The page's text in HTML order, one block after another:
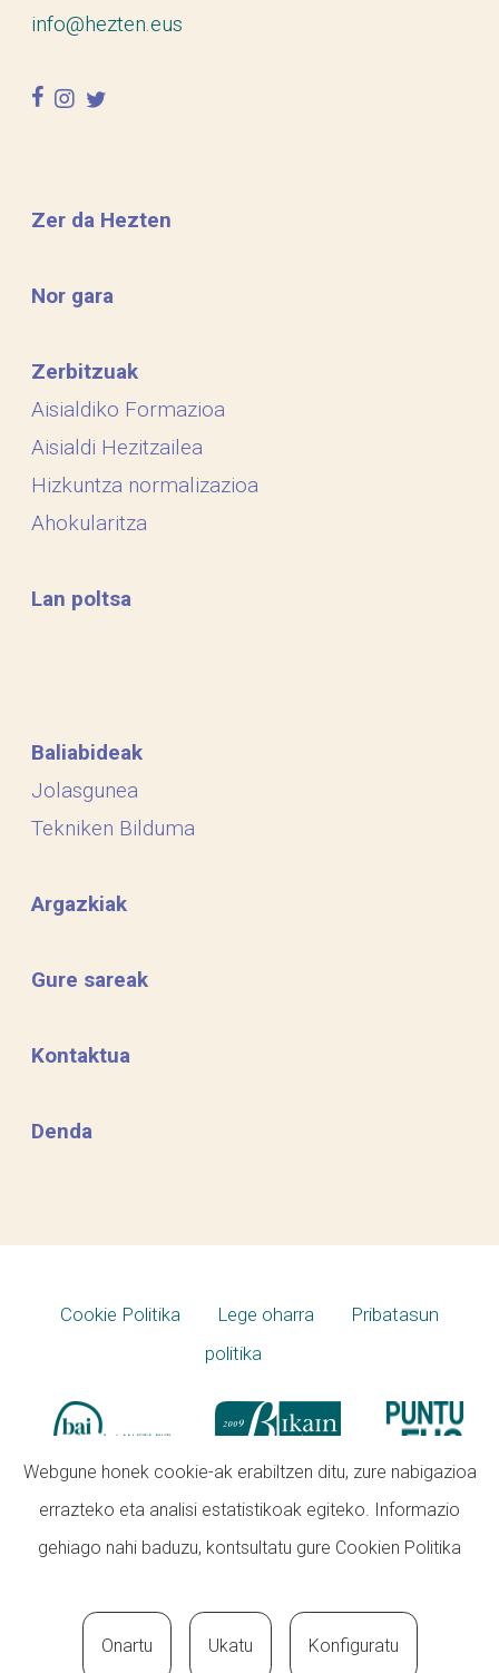
info@hezten.eus
facebook
instagram
twitter
Zer da Hezten
Nor gara
Zerbitzuak
Aisialdiko Formazioa
Aisialdi Hezitzailea
Hizkuntza normalizazioa
Ahokularitza
Lan poltsa
Baliabideak
Jolasgunea
Tekniken Bilduma
Argazkiak
Gure sareak
Kontaktua
Denda
Cookie Politika Lege oharra
Pribatasun
politika
Webgune honek cookie-ak erabiltzen ditu, zure nabigazioa
errazteko eta analisi estatistikoak egiteko. Informazio
gehiago nahi baduzu, kontsultatu gure Cookien Politika
Onartu Ukatu Konfiguratu